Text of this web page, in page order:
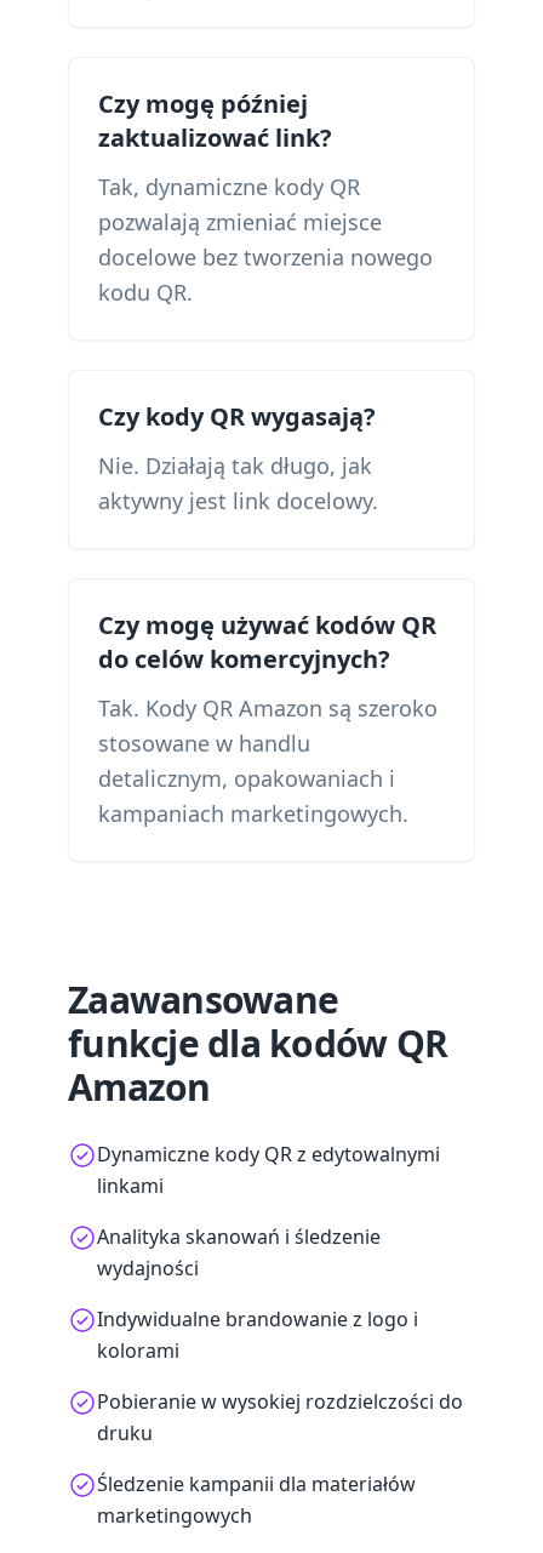
Czy mogę później
zaktualizować link?
Tak, dynamiczne kody QR
pozwalają zmieniać miejsce
docelowe bez tworzenia nowego
kodu QR.
Czy kody QR wygasają?
Nie. Działają tak długo, jak
aktywny jest link docelowy.
Czy mogę używać kodów QR
do celów komercyjnych?
Tak. Kody QR Amazon są szeroko
stosowane w handlu
detalicznym, opakowaniach i
kampaniach marketingowych.
Zaawansowane
funkcje dla kodów QR
Amazon
Dynamiczne kody QR z edytowalnymi
linkami
Analityka skanowań i śledzenie
wydajności
Indywidualne brandowanie z logo i
kolorami
Pobieranie w wysokiej rozdzielczości do
druku
Śledzenie kampanii dla materiałów
marketingowych